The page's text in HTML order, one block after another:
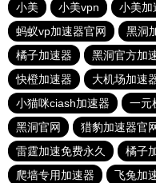
小美
小美vpn 小美加
蚂蚁vp加速器官网
黑洞
橘子加速器
黑洞官方加
快橙加速器
大机场加速
小猫咪ciash加速器
一元
黑洞官网
猎豹加速器官
雷霆加速免费永久
橘子
爬墙专用加速器
飞兔加